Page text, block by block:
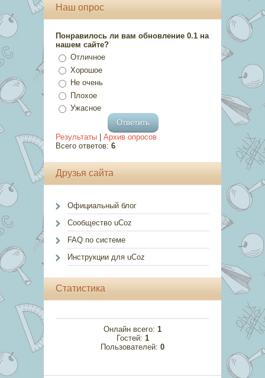
Наш опрос
Понравилось ли вам обновление 0.1 на
нашем сайте?
Отличное
Хорошое
Не очень
Плохое
Ужасное
Результаты
Архив опросов
Всего ответов: 6
Друзья сайта
Официальный блог
Сообщество uCoz
FAQ по системе
Инструкции для uCoz
Статистика
Онлайн всего: 1
Гостей: 1
Пользователей: 0